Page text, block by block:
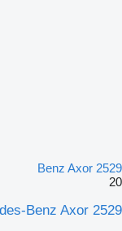
Benz Axor 2529
20
Benz Axor 2529